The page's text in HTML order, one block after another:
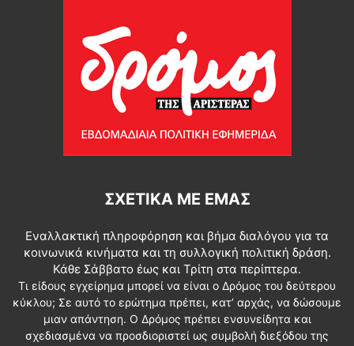
ΣΧΕΤΙΚΆ ΜΕ ΕΜΆΣ
Εναλλακτική πληροφόρηση και βήμα διαλόγου για τα
κοινωνικά κινήματα και τη συλλογική πολιτική δράση.
Κάθε Σάββατο έως και Τρίτη στα περίπτερα.
Τι είδους εγχείρημα μπορεί να είναι ο Δρόμος του δεύτερου
κύκλου; Σε αυτό το ερώτημα πρέπει, κατ’ αρχάς, να δώσουμε
μιαν απάντηση. Ο Δρόμος πρέπει ενσυνείδητα και
σχεδιασμένα να προσδιοριστεί ως συμβολή διεξόδου της